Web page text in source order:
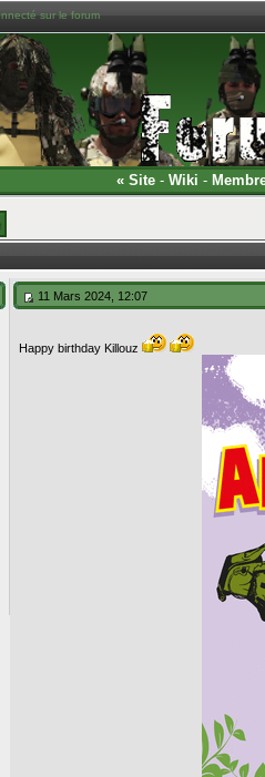
sur le forum
« Site - Wiki -
11 Mars 2024, 12:07
Happy birthday Killouz